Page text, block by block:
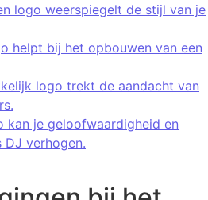
logo weerspiegelt de stijl van je
helpt bij het opbouwen van een
logo trekt de aandacht van
kan je geloofwaardigheid en
verhogen.